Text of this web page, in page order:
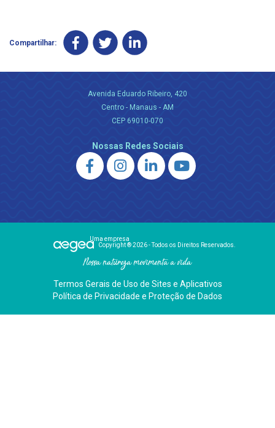
Compartilhar:
Avenida Eduardo Ribeiro, 420
Centro - Manaus - AM
CEP 69010-070
Nossas Redes Sociais
Uma empresa
Copyright ® 2026 - Todos os Direitos Reservados.
Nossa natureza movimenta a vida
Termos Gerais de Uso de Sites e Aplicativos
Política de Privacidade e Proteção de Dados